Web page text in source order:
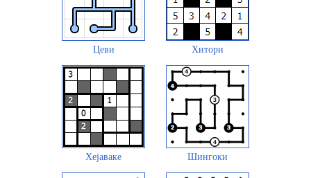
Цеви Хитори
Хејаваке Шингоки